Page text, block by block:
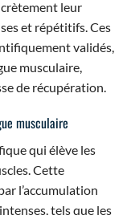
leur
et répétitifs. Ces
validés,
musculaire,
de récupération.
musculaire
qui élève les
Cette
l’accumulation
tels que les